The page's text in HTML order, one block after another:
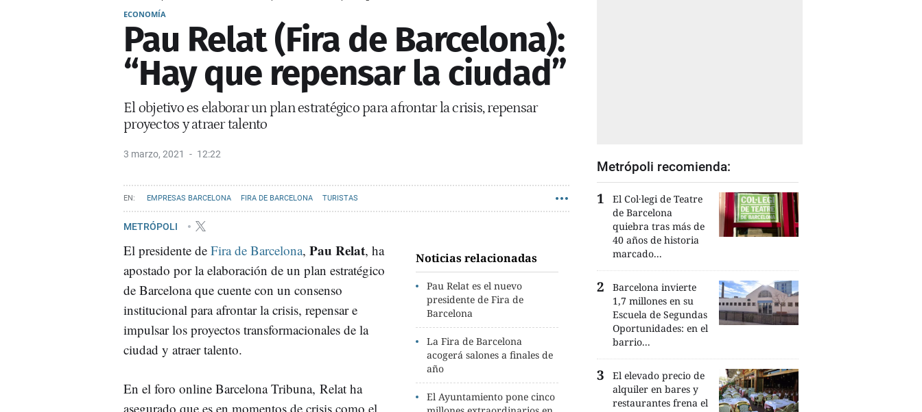
ECONOMÍA
Pau Relat (Fira de Barcelona):
“Hay que repensar la ciudad”
El objetivo es elaborar un plan estratégico para afrontar la crisis, repensar
proyectos y atraer talento
3 marzo, 2021 12:22
EMPRESAS BARCELONA FIRA DE BARCELONA TURISTAS
METRÓPOLI
Noticias relacionadas
Pau Relat es el nuevo
presidente de Fira de
Barcelona
La Fira de Barcelona
acogerá salones a finales de
año
El Ayuntamiento pone cinco
El presidente de Fira de Barcelona, Pau Relat, ha
apostado por la elaboración de un plan estratégico
de Barcelona que cuente con un consenso
institucional para afrontar la crisis, repensar e
impulsar los proyectos transformacionales de la
ciudad y atraer talento.
En el foro online Barcelona Tribuna, Relat ha
asegurado que es en momentos de crisis como el
Metrópoli recomienda:
El Col·legi de Teatre
de Barcelona
quiebra tras más de
40 años de historia
marcado...
Barcelona invierte
1,7 millones en su
Escuela de Segundas
Oportunidades: en el
barrio...
El elevado precio de
alquiler en bares y
restaurantes frena el